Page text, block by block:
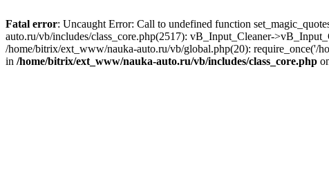
Fatal error: Uncaught Error: Call to undefined function
auto.ru/vb/includes/class_core.php(2517): vB_Input_Cleaner-
/home/bitrix/ext_www/nauka-auto.ru/vb/global.php(20):
in /home/bitrix/ext_www/nauka-auto.ru/vb/includes/class_core.php